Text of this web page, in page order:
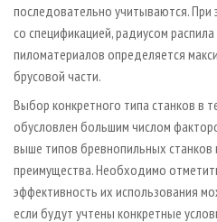
последовательно учитываются. При
со спецификацией, радиусом
пиломатериалов определяется
брусовой части.
Выбор конкретного типа станков в
обусловлен большим числом
выше типов бревнопильных
преимущества. Необходимо
эффективность их использования
если будут учтены конкретные